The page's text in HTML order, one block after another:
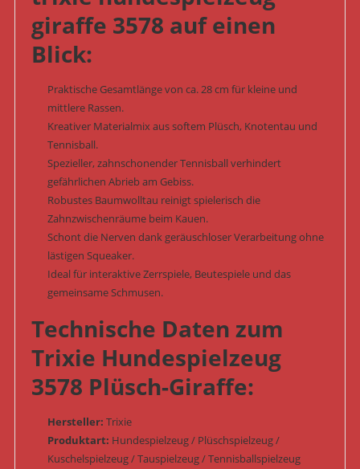
giraffe 3578 auf einen
Blick:
Praktische Gesamtlänge von ca. 28 cm für kleine und
mittlere Rassen.
Kreativer Materialmix aus softem Plüsch, Knotentau und
Tennisball.
Spezieller, zahnschonender Tennisball verhindert
gefährlichen Abrieb am Gebiss.
Robustes Baumwolltau reinigt spielerisch die
Zahnzwischenräume beim Kauen.
Schont die Nerven dank geräuschloser Verarbeitung ohne
lästigen Squeaker.
Ideal für interaktive Zerrspiele, Beutespiele und das
gemeinsame Schmusen.
Technische Daten zum
Trixie Hundespielzeug
3578 Plüsch-Giraffe:
Hersteller: Trixie
Produktart: Hundespielzeug / Plüschspielzeug /
Kuschelspielzeug / Tauspielzeug / Tennisballspielzeug